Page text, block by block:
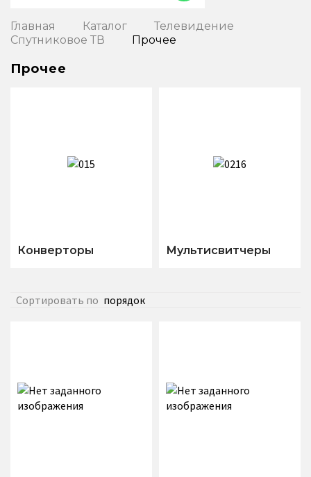
Главная Каталог
Телевидение
Спутниковое ТВ
Прочее
Прочее
Конверторы Мультисвитчеры
Сортировать по порядок